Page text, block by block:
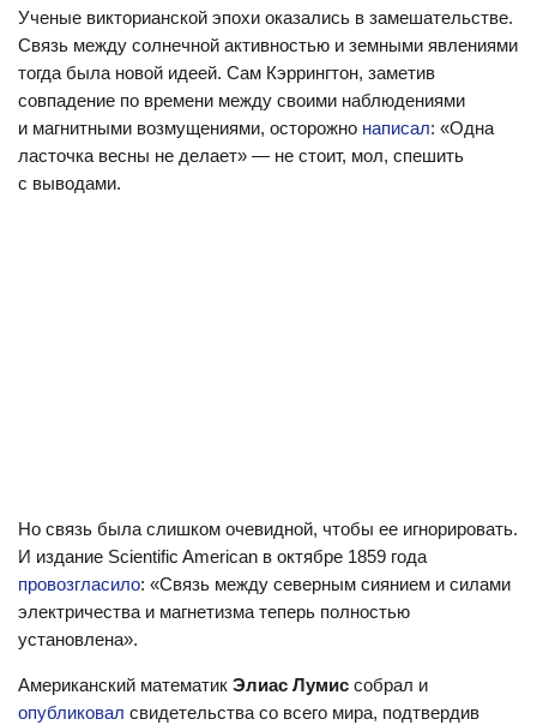
Ученые викторианской эпохи оказались в замешательстве.
Связь между солнечной активностью и земными явлениями
тогда была новой идеей. Сам Кэррингтон, заметив
совпадение по времени между своими наблюдениями
и магнитными возмущениями, осторожно написал: «Одна
ласточка весны не делает» — не стоит, мол, спешить
с выводами.
Но связь была слишком очевидной, чтобы ее игнорировать.
И издание Scientific American в октябре 1859 года
провозгласило: «Связь между северным сиянием и силами
электричества и магнетизма теперь полностью
установлена».
Американский математик Элиас Лумис собрал и
опубликовал свидетельства со всего мира, подтвердив